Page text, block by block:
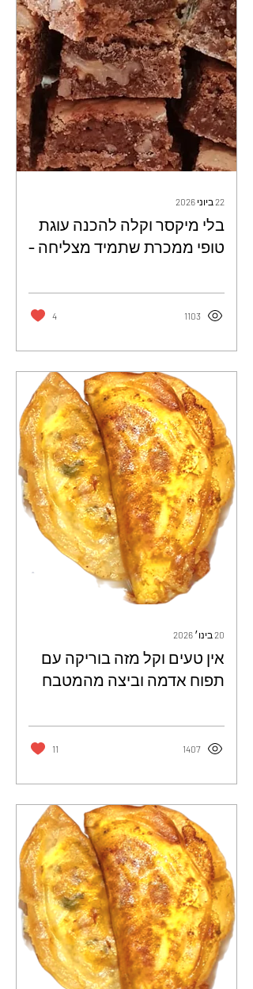
22 ביוני 2026
בלי מיקסר וקלה להכנה עוגת
טופי ממכרת שתמיד מצליחה -
1103
4
20 בינו׳ 2026
אין טעים וקל מזה בוריקה עם
תפוח אדמה וביצה מהמטבח
מוסטקיס עמירה
1407
11